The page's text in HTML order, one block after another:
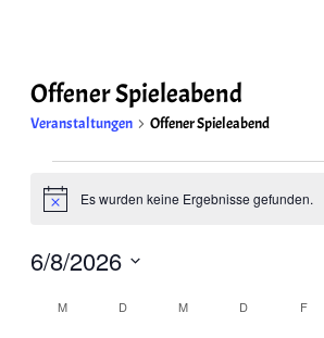
Offener Spieleabend
Veranstaltungen Offener Spieleabend
HinweisEs wurden keine Ergebnisse gefunden.
6/8/2026
Kalender
M MONTAGDDIENSTAG
M MITTWOCH
D DONNERSTAG
F